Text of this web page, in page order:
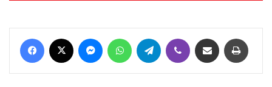
Facebook MessengerWhatsAppTelegram Viber Podijeli putem E-maila